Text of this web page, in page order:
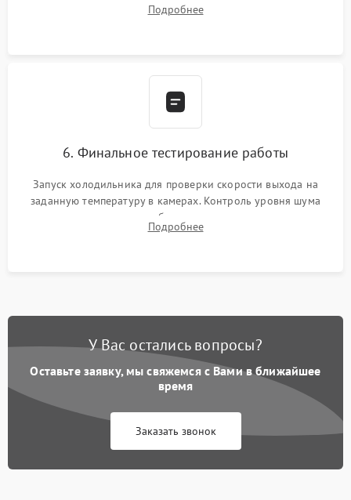
электронным весам. Контроль рабочего давления в системе.
Подробнее
6. Финальное тестирование работы
Запуск холодильника для проверки скорости выхода на
заданную температуру в камерах. Контроль уровня шума
компрессора, отсутствия обмерзания стенок и корректного
срабатывания системы автоматической оттайки.
Подробнее
У Вас остались вопросы?
Оставьте заявку, мы свяжемся с Вами в ближайшее
время
Заказать звонок